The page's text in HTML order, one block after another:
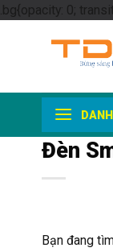
.bg{opacity: 0;
Đèn
Bạn đang